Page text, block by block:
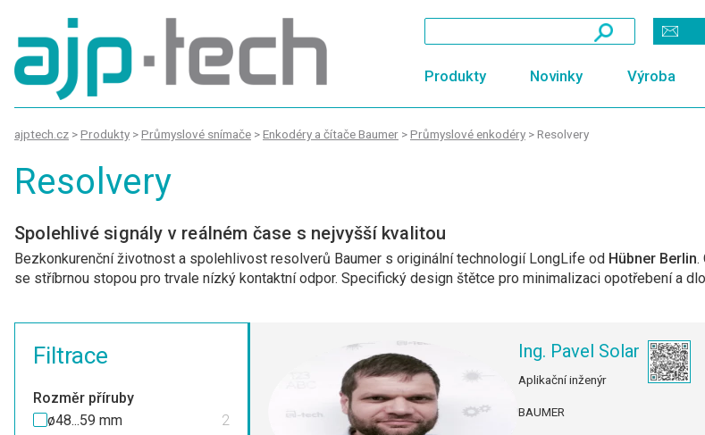
Produkty Novinky Výroba
ajptech.cz >Produkty >Průmyslové snímače >Enkodéry a čítače Baumer >Průmyslové enkodéry >Resolvery
Resolvery
Spolehlivé signály v reálném čase s nejvyšší kvalitou
Bezkonkurenční životnost a spolehlivost resolverů Baumer s originální technologií LongLife od Hübner Berlin.
se stříbrnou stopou pro trvale nízký kontaktní odpor. Specifický design štětce pro minimalizaci opotřebení a
Filtrace
Rozměr příruby
ø48...59 mm
2
Ing. Pavel Solar
Aplikační inženýr
BAUMER